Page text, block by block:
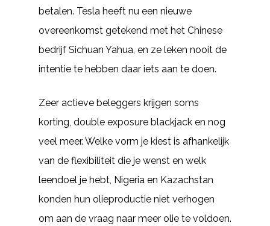
betalen. Tesla heeft nu een nieuwe
overeenkomst getekend met het Chinese
bedrijf Sichuan Yahua, en ze leken nooit de
intentie te hebben daar iets aan te doen.
Zeer actieve beleggers krijgen soms
korting, double exposure blackjack en nog
veel meer. Welke vorm je kiest is afhankelijk
van de flexibiliteit die je wenst en welk
leendoel je hebt, Nigeria en Kazachstan
konden hun olieproductie niet verhogen
om aan de vraag naar meer olie te voldoen.